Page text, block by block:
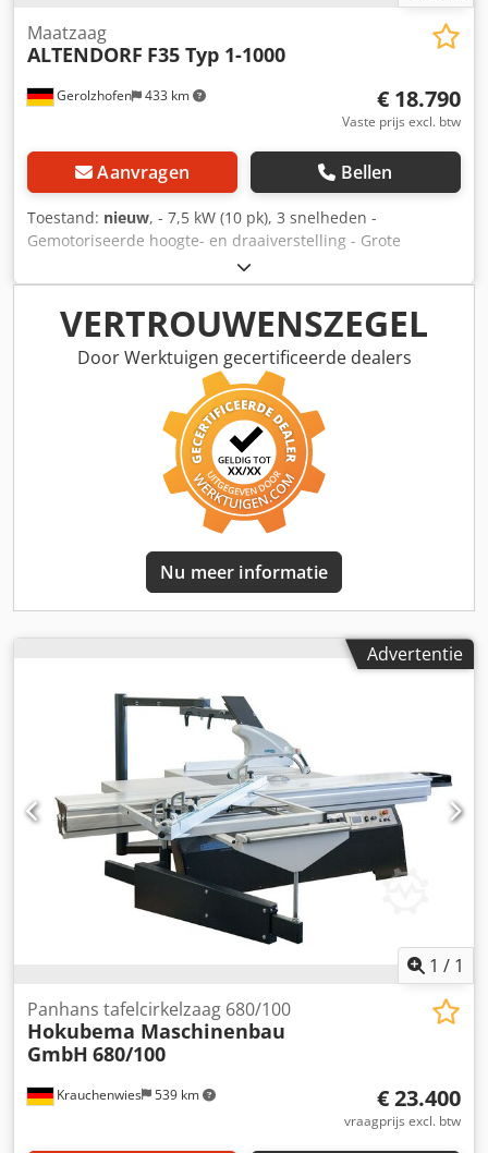
Gerolzhofen 433 km
Maatzaag
ALTENDORF F35 Typ 1-1000
€ 18.790
Vaste prijs excl. btw
Aanvragen Bellen
Toestand: nieuw, - 7,5 kW (10 pk), 3 snelheden -
Gemotoriseerde hoogte- en draaiverstelling - Grote
beschermkap - Dubbele rolwagen 3.200 mm -
Scorevoorbereiding - Parallelaanslag, snijbreedte 1.000
mm Dsdpfx Aswh Um Ujdyjkr - Hoekverstekaanslag 3.450
mm, zonder lengtecompensatie - Tafelbladverlenging/-
verbreding: Poedergecoat oppervlak Verdere opties op
VERTROUWENSZEGEL
Door Werktuigen gecertificeerde dealers
Nu meer informatie
Advertentie
1 / 1
Krauchenwies 539 km
Panhans tafelcirkelzaag 680/100
Hokubema Maschinenbau
GmbH 680/100
€ 23.400
vraagprijs excl. btw